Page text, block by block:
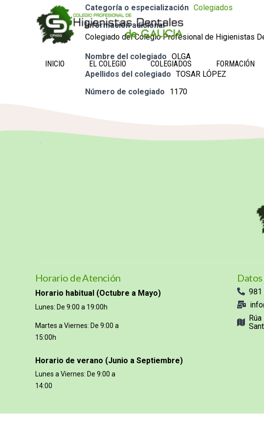
INICIO EL COLEGIO COLEGIADOS FORMACIÓN
Categoría o especialización Colegiados
Información adicional
Colegiado del Colegio Profesional de Higienistas
Nombre del colegiado OLGA
Apellidos del colegiado TOSAR LÓPEZ
Número de colegiado
1170
Horario de Atención
Horario habitual (Octubre a Mayo)
Lunes: De 9:00 a 19:00h
Martes a Viernes: De 9:00 a
15:00h
Horario de verano (Junio a Septiembre)
Lunes a Viernes: De 9:00 a
14:00
981